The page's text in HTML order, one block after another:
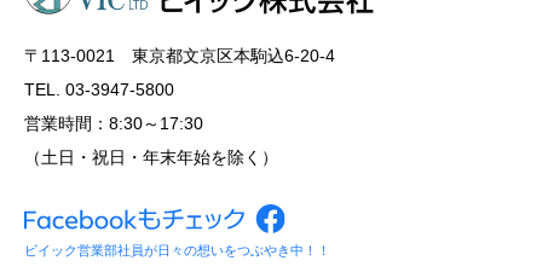
〒113‐0021 東京都文京区本駒込6-20-4
TEL. 03-3947-5800
営業時間：8:30～17:30
（土日・祝日・年末年始を除く）
ビイック営業部社員が日々の想いをつぶやき中！！